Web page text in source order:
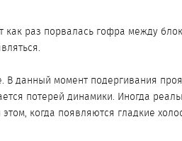
раз порвалась гофра между
В данный момент подергивания
потерей динамики. Иногда
когда появляются гладкие